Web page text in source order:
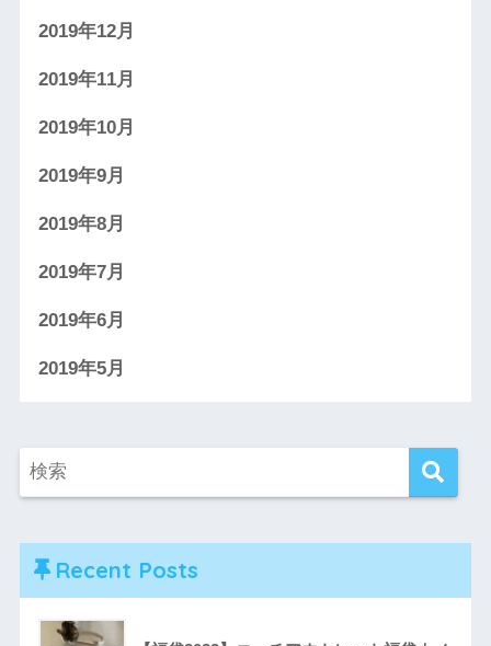
2019年12月
2019年11月
2019年10月
2019年9月
2019年8月
2019年7月
2019年6月
2019年5月
Recent Posts